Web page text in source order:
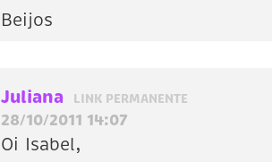
Beijos
Juliana LINK PERMANENTE
28/10/2011 14:07
Oi Isabel,